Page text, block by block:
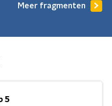
Meer fragmenten
5